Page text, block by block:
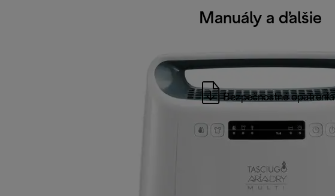
Manuály a ďalšie
Bezpečnostné opatrenia